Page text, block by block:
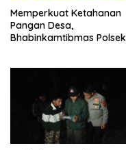
Memperkuat Ketahanan
Pangan Desa,
Bhabinkamtibmas Polsek